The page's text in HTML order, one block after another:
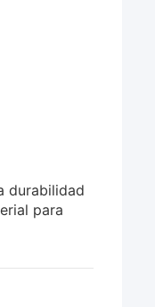
durabilidad
para